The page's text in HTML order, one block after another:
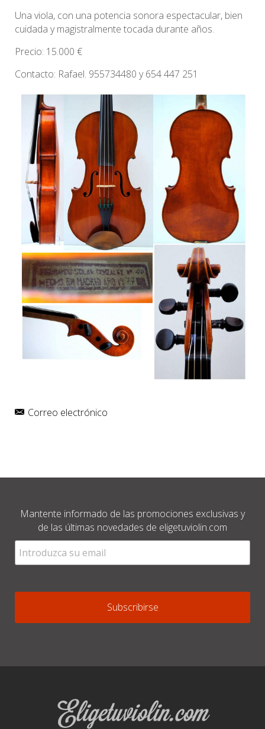
Una viola, con una potencia sonora espectacular, bien
cuidada y magistralmente tocada durante años.
Precio: 15.000 €
Contacto: Rafael. 955734480 y 654 447 251
Correo electrónico
Mantente informado de las promociones exclusivas y
de las últimas novedades de eligetuviolin.com